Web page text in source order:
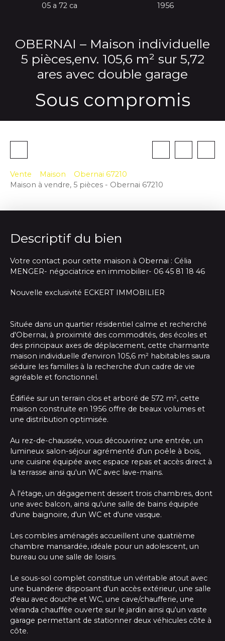
05 a 72 ca
1956
OBERNAI – Maison individuelle
5 pièces,env. 105,6 m² sur 5,72
ares avec double garage
Sous compromis
Vente Maison
Obernai 67210
Maison à vendre, 5 pièces - Obernai 67210
Descriptif du bien
Votre contact pour cette maison à Obernai : Célia
MENGER- négociatrice en immobilier- 06 45 81 18 46
Nouvelle exclusivité ECKERT IMMOBILIER
Située dans un quartier résidentiel calme et recherché
d'Obernai, à proximité des commodités, des écoles et
des principaux axes de déplacement, cette charmante
maison individuelle d'environ 105,6 m² habitables saura
séduire les familles à la recherche d'un cadre de vie
agréable et fonctionnel.
Édifiée sur un terrain clos et arboré de 572 m², cette
maison construite en 1956 offre de beaux volumes et
une distribution optimisée.
Au rez-de-chaussée, vous découvrirez une entrée, un
lumineux salon-séjour agrémenté d'un poêle à bois,
une cuisine équipée avec espace repas et accès direct à
la terrasse ainsi qu'un WC avec lave-mains.
À l'étage, un dégagement dessert trois chambres, dont
une avec balcon, ainsi qu'une salle de bains équipée
d'une baignoire, d'un WC et d'une vasque.
Les combles aménagés accueillent une quatrième
chambre mansardée, idéale pour un adolescent, un
bureau ou une salle de loisirs.
Le sous-sol complet constitue un véritable atout avec
une buanderie disposant d'un accès extérieur, une salle
d'eau avec douche et WC, une cave/chaufferie, une
véranda chauffée ouverte sur le jardin ainsi qu'un vaste
garage permettant de stationner deux véhicules côte à
côte.